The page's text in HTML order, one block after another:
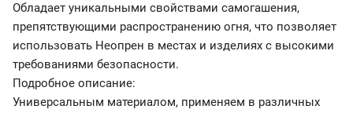
Обладает уникальными свойствами самогашения,
препятствующими распространению огня, что позволяет
использовать Неопрен в местах и изделиях с высокими
требованиями безопасности.
Подробное описание:
Универсальным материалом, применяем в различных